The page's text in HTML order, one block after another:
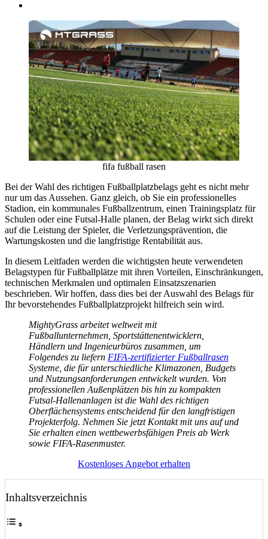
fifa fußball rasen
Bei der Wahl des richtigen Fußballplatzbelags geht es nicht mehr
nur um das Aussehen. Ganz gleich, ob Sie ein professionelles
Stadion, ein kommunales Fußballzentrum, einen Trainingsplatz für
Schulen oder eine Futsal-Halle planen, der Belag wirkt sich direkt
auf die Leistung der Spieler, die Verletzungsprävention, die
Wartungskosten und die langfristige Rentabilität aus.
In diesem Leitfaden werden die wichtigsten heute verwendeten
Belagstypen für Fußballplätze mit ihren Vorteilen, Einschränkungen,
technischen Merkmalen und optimalen Einsatzszenarien
beschrieben. Wir hoffen, dass dies bei der Auswahl des Belags für
Ihr bevorstehendes Fußballplatzprojekt hilfreich sein wird.
MightyGrass arbeitet weltweit mit
Fußballunternehmen, Sportstättenentwicklern,
Händlern und Ingenieurbüros zusammen, um
Folgendes zu liefern FIFA-zertifizierter Fußballrasen
Systeme, die für unterschiedliche Klimazonen, Budgets
und Nutzungsanforderungen entwickelt wurden. Von
professionellen Außenplätzen bis hin zu kompakten
Futsal-Hallenanlagen ist die Wahl des richtigen
Oberflächensystems entscheidend für den langfristigen
Projekterfolg. Nehmen Sie jetzt Kontakt mit uns auf und
Sie erhalten einen wettbewerbsfähigen Preis ab Werk
sowie FIFA-Rasenmuster.
Kostenloses Angebot erhalten
Inhaltsverzeichnis